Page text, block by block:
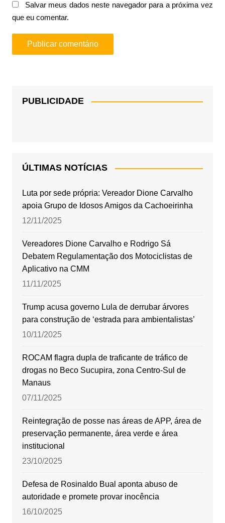
Salvar meus dados neste navegador para a próxima vez
que eu comentar.
PUBLICIDADE
ÚLTIMAS NOTÍCIAS
Luta por sede própria: Vereador Dione Carvalho
apoia Grupo de Idosos Amigos da Cachoeirinha
12/11/2025
Vereadores Dione Carvalho e Rodrigo Sá
Debatem Regulamentação dos Motociclistas de
Aplicativo na CMM
11/11/2025
Trump acusa governo Lula de derrubar árvores
para construção de ‘estrada para ambientalistas’
10/11/2025
ROCAM flagra dupla de traficante de tráfico de
drogas no Beco Sucupira, zona Centro-Sul de
Manaus
07/11/2025
Reintegração de posse nas áreas de APP, área de
preservação permanente, área verde e área
institucional
23/10/2025
Defesa de Rosinaldo Bual aponta abuso de
autoridade e promete provar inocência
16/10/2025